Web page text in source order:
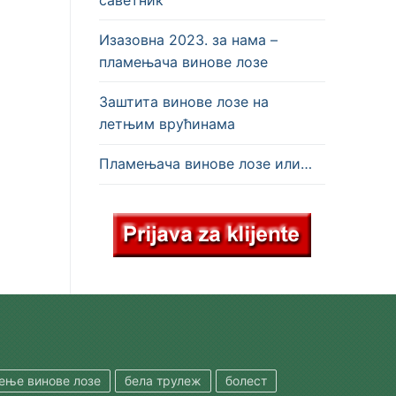
Изазовна 2023. за нама –
пламењача винове лозе
Заштита винове лозе на
летњим врућинама
Пламењача винове лозе или…
винове лозе бела трулеж болест